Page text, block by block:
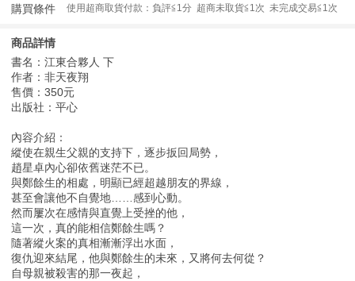
購買條件 使用超商取貨付款：負評≦1分 超商未取貨≦1次 未完成交易≦1次
商品詳情
書名：江東合夥人 下
作者：非天夜翔
售價：350元
出版社：平心
內容介紹：
縱使在親生父親的支持下，逐步扳回局勢，
趙星卓內心卻依舊迷茫不已。
與鄭餘生的相處，明顯已經超越朋友的界線，
甚至會讓他不自覺地……感到心動。
然而屢次在感情與直覺上受挫的他，
這一次，真的能相信鄭餘生嗎？
隨著縱火案的真相漸漸浮出水面，
復仇迎來結尾，他與鄭餘生的未來，又將何去何從？
自母親被殺害的那一夜起，